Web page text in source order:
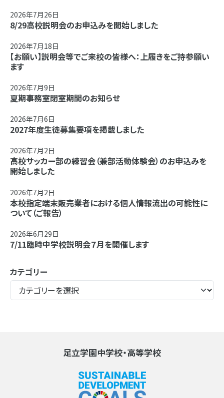
2026年7月26日
8/29高校説明会のお申込みを開始しました
2026年7月18日
【お願い】説明会等でご来校の皆様へ：上履きをご持参願い
ます
2026年7月9日
夏期事務室閉室期間のお知らせ
2026年7月6日
2027年度生徒募集要項を掲載しました
2026年7月2日
高校サッカー部の練習会（兼部活動体験会）のお申込みを
開始しました
2026年7月2日
本校指定端末販売業者における個人情報流出の可能性に
ついて（ご報告）
2026年6月29日
7/11臨時中学校説明会７月を開催します
カテゴリー
足立学園中学校・高等学校